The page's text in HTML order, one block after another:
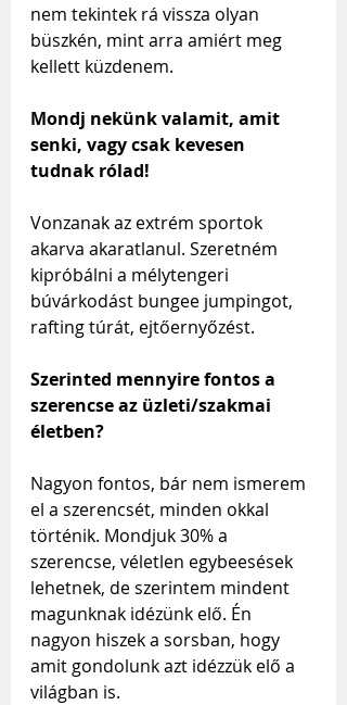
nem tekintek rá vissza olyan
büszkén, mint arra amiért meg
kellett küzdenem.
Mondj nekünk valamit, amit
senki, vagy csak kevesen
tudnak rólad!
Vonzanak az extrém sportok
akarva akaratlanul. Szeretném
kipróbálni a mélytengeri
búvárkodást bungee jumpingot,
rafting túrát, ejtőernyőzést.
Szerinted mennyire fontos a
szerencse az üzleti/szakmai
életben?
Nagyon fontos, bár nem ismerem
el a szerencsét, minden okkal
történik. Mondjuk 30% a
szerencse, véletlen egybeesések
lehetnek, de szerintem mindent
magunknak idézünk elő. Én
nagyon hiszek a sorsban, hogy
amit gondolunk azt idézzük elő a
világban is.